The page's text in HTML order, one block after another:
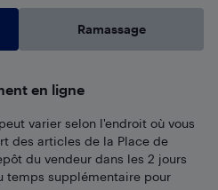
Ramassage
en ligne
varier selon l'endroit où vous
des articles de la Place de
du vendeur dans les 2 jours
temps supplémentaire pour